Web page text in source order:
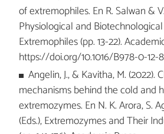
of extremophiles. En R. Salwan &
Physiological and
Extremophiles (pp. 13-22).
https://doi.org/10.1016/B978-0-12-
Angelin, J., & Kavitha, M.
mechanisms behind the cold and
extremozymes. En N. K. Arora, S.
(Eds.), Extremozymes and Their